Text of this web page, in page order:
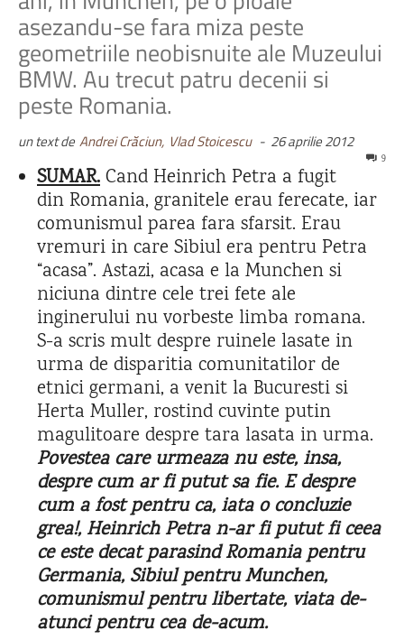
asezandu-se fara miza peste
geometriile neobisnuite ale Muzeului
BMW. Au trecut patru decenii si
peste Romania.
un text de Andrei Crăciun, Vlad Stoicescu - 26 aprilie 2012
9
SUMAR.Cand Heinrich Petra a fugit
din Romania, granitele erau ferecate, iar
comunismul parea fara sfarsit. Erau
vremuri in care Sibiul era pentru Petra
“acasa”. Astazi, acasa e la Munchen si
niciuna dintre cele trei fete ale
inginerului nu vorbeste limba romana.
S-a scris mult despre ruinele lasate in
urma de disparitia comunitatilor de
etnici germani, a venit la Bucuresti si
Herta Muller, rostind cuvinte putin
magulitoare despre tara lasata in urma.
Povestea care urmeaza nu este, insa,
despre cum ar fi putut sa fie. E despre
cum a fost pentru ca, iata o concluzie
grea!, Heinrich Petra n-ar fi putut fi ceea
ce este decat parasind Romania pentru
Germania, Sibiul pentru Munchen,
comunismul pentru libertate, viata de-
atunci pentru cea de-acum.